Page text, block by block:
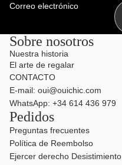
Correo electrónico
Sobre nosotros
Nuestra historia
El arte de regalar
CONTACTO
E-mail: oui@ouichic.com
WhatsApp: +34 614 436 979
Pedidos
Preguntas frecuentes
Política de Reembolso
Ejercer derecho Desistimiento